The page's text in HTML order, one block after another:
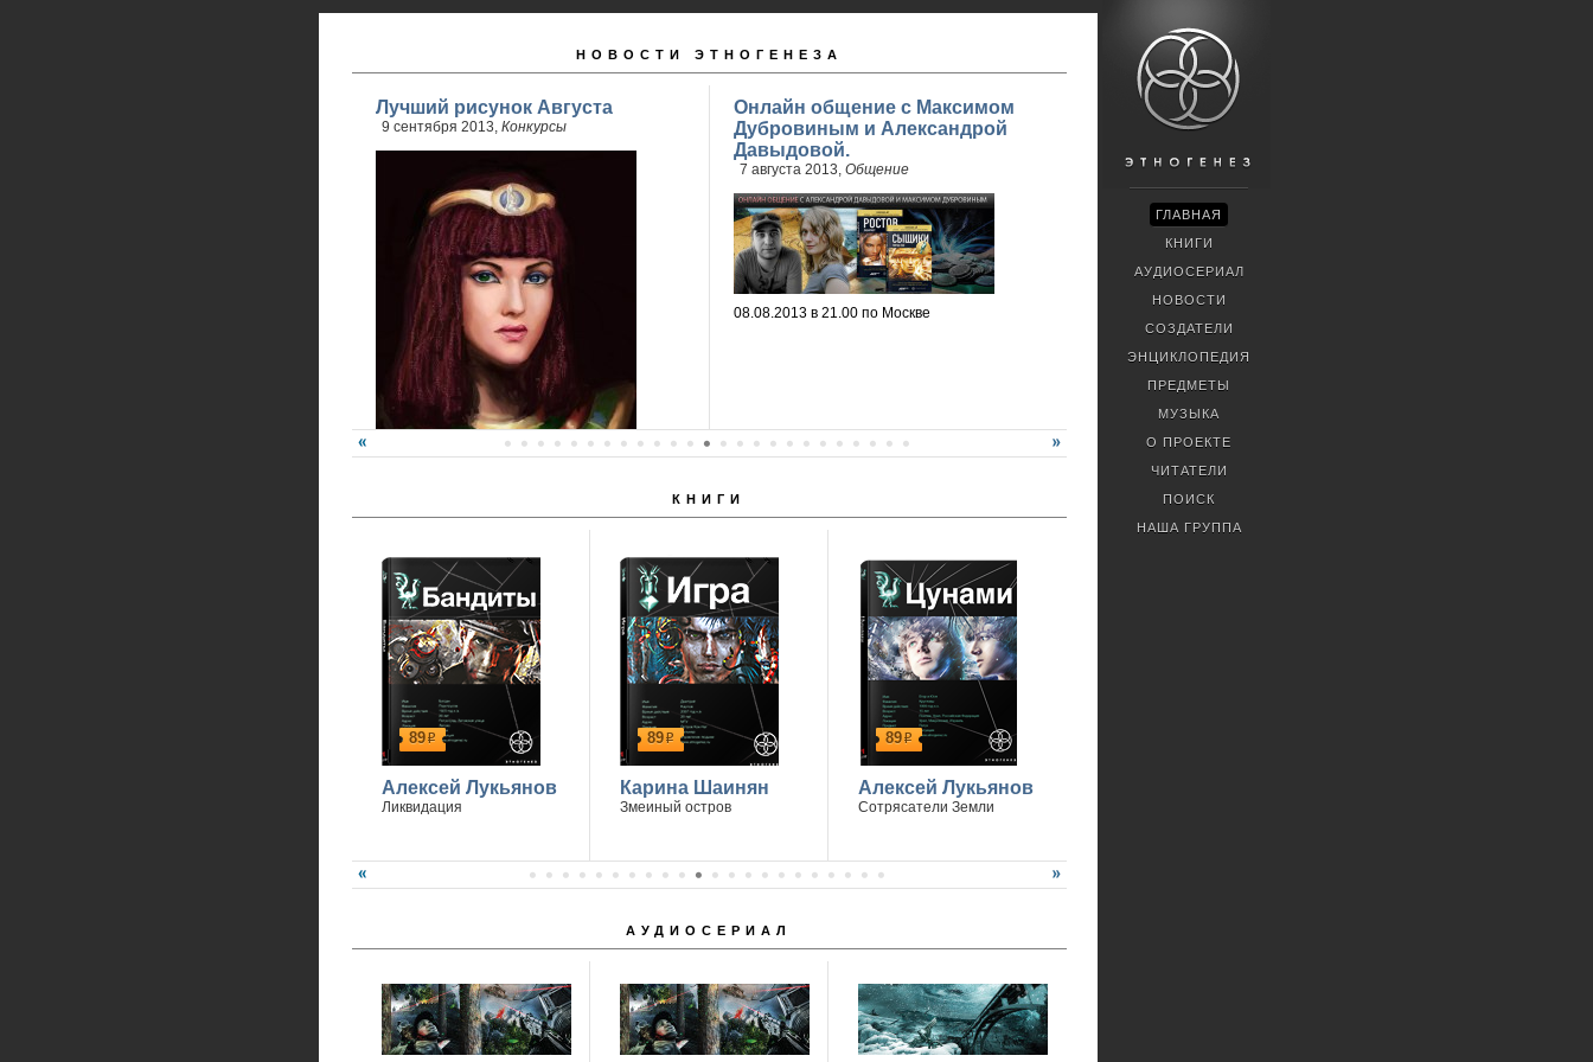
НОВОСТИ ЭТНОГЕНЕЗА
Лучший рисунок Августа
9 сентября 2013, Конкурсы
Победитель - Анна Ремез
Онлайн общение с Максимом
Дубровиным и Александрой
Давыдовой.
7 августа 2013, Общение
08.08.2013 в 21.00 по Москве
КНИГИ
89р
Алексей Лукьянов
Ликвидация
89р
Карина Шаинян
Змеиный остров
89р
Алексей Лукьянов
Сотрясатели Земли
АУДИОСЕРИАЛ
ГЛАВНАЯ
КНИГИ
АУДИОСЕРИАЛ
НОВОСТИ
СОЗДАТЕЛИ
ЭНЦИКЛОПЕДИЯ
ПРЕДМЕТЫ
МУЗЫКА
О ПРОЕКТЕ
ЧИТАТЕЛИ
ПОИСК
НАША ГРУППА